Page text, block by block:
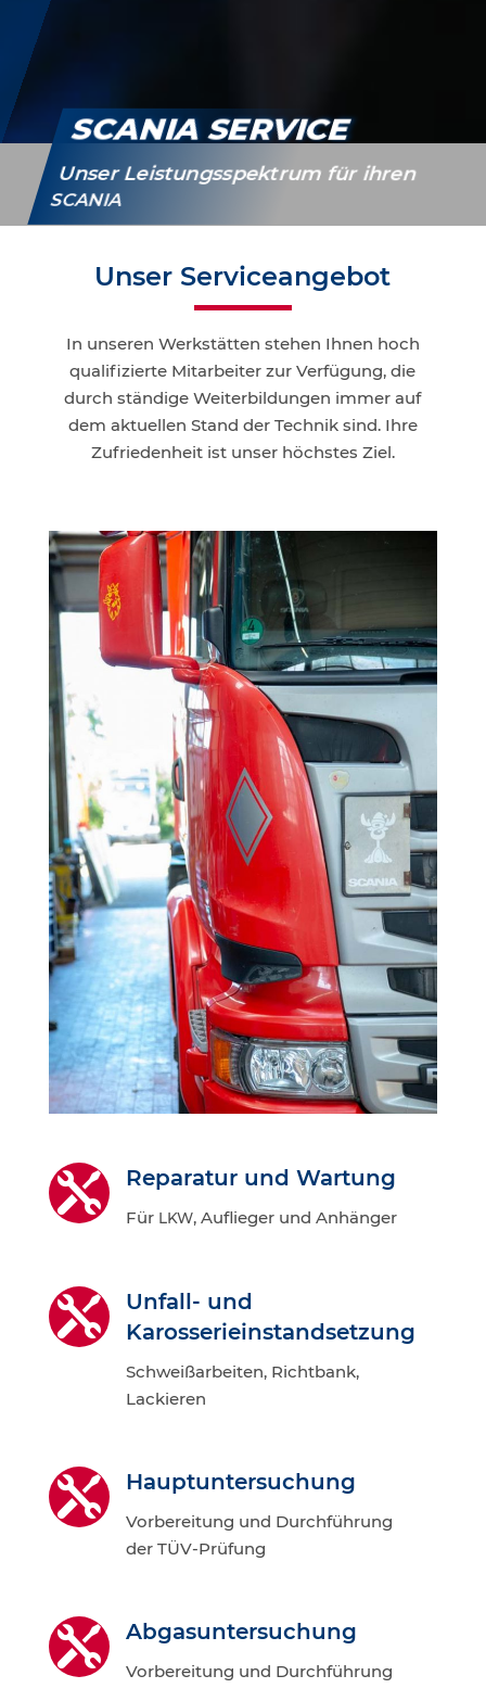
SCA­NIA SERVICE
Unser Leis­tungs­spek­trum für ihren
SCANIA
Unser Ser­vice­an­ge­bot
In unse­ren Werk­stät­ten ste­hen Ihnen hoch
qua­li­fi­zier­te Mit­ar­bei­ter zur Ver­fü­gung, die
durch stän­di­ge Wei­ter­bil­dun­gen immer auf
dem aktu­el­len Stand der Tech­nik sind. Ihre
Zufrie­den­heit ist unser höchs­tes Ziel.
 Repa­ra­tur und Wartung
Für LKW, Auf­lie­ger und Anhänger

Unfall- und
Karosserieinstandsetzung
Schweiß­ar­bei­ten, Richt­bank,
Lackieren
 Haupt­un­ter­su­chung
Vor­be­rei­tung und Durch­füh­rung
der TÜV-Prüfung
 Abgas­un­ter­su­chung
Vor­be­rei­tung und Durchführung